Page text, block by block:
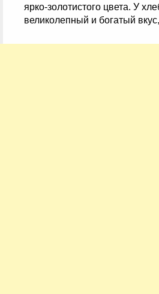
ярко-золотистого цвета. У
великолепный и богатый